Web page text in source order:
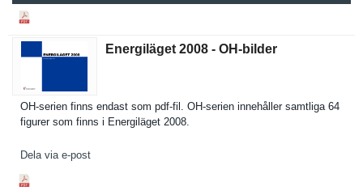
Energiläget 2008 - OH-​bilder
OH-serien finns endast som pdf-fil. OH-serien innehåller samtliga 64
figurer som finns i Energiläge­t 2008.
Dela via e-post